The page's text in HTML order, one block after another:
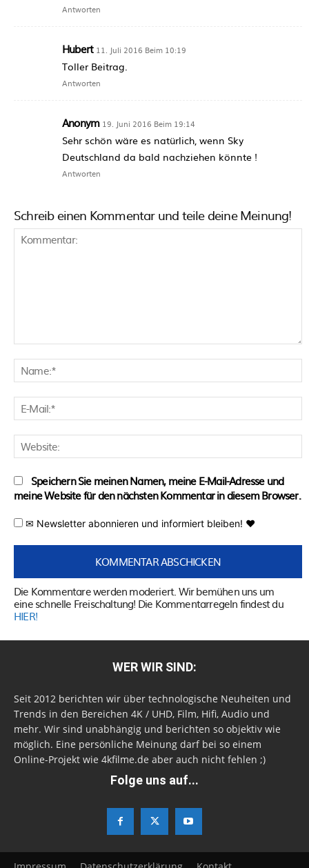
Antworten
Hubert 11. Juli 2016 Beim 10:19
Toller Beitrag.
Antworten
Anonym 19. Juni 2016 Beim 19:14
Sehr schön wäre es natürlich, wenn Sky
Deutschland da bald nachziehen könnte !
Antworten
Schreib einen Kommentar und teile deine Meinung!
Speichern Sie meinen Namen, meine E-Mail-Adresse und
meine Website für den nächsten Kommentar in diesem Browser.
✉ Newsletter abonnieren und informiert bleiben! ♥
Die Kommentare werden moderiert. Wir bemühen uns um
eine schnelle Freischaltung! Die Kommentarregeln findest du
HIER!
WER WIR SIND:
Seit 2012 berichten wir über technologische Neuheiten und
Trends in den Bereichen 4K / UHD, Film, Hifi, Audio und
mehr. Wir sind unabhängig und berichten so objektiv wie
möglich. Eine persönliche Meinung darf bei so einem
Online-Projekt wie 4kfilme.de aber auch nicht fehlen ;)
Folge uns auf...